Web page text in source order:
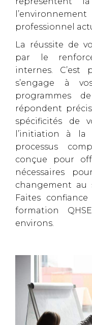
professionnel
La réussite de
par le
internes. C’est
s’engage à
programmes
répondent
spécificités de
l’initiation à
processus
conçue pour
nécessaires
changement au
Faites
formation
environs.